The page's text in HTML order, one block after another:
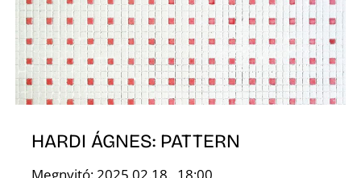
HARDI ÁGNES: PATTERN
Megnyitó: 2025.02.18., 18:00